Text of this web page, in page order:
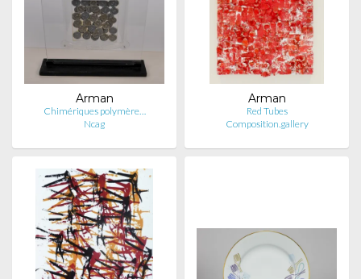
Arman
Chimériques polymère…
Ncag
Arman
Red Tubes
Composition.gallery